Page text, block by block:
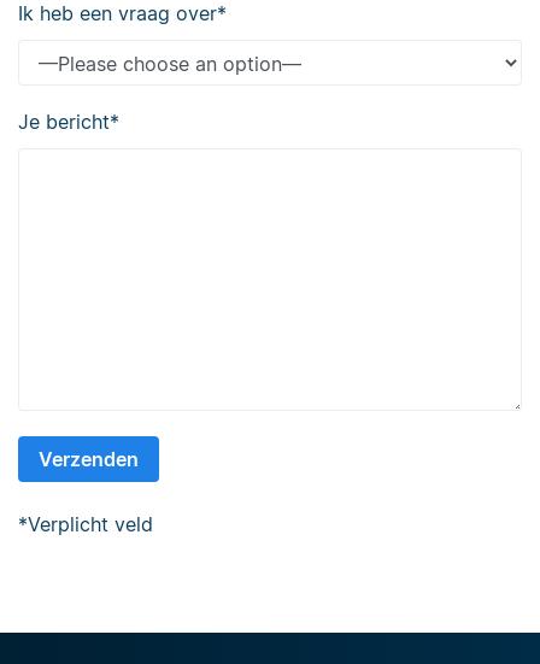
Ik heb een vraag over*
Je bericht*
*Verplicht veld